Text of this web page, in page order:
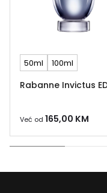
50ml 100ml
Rabanne Invictus
Već od 165,00 KM